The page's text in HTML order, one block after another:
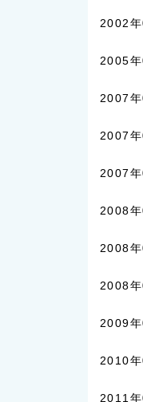
2002
2005
2007
2007
2007
2008
2008
2008
2009
2010
2011